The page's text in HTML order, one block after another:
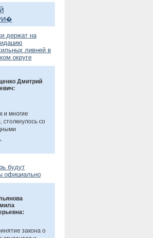
держат на
ливней в
округе
Дмитрий
и многие
со
ранее
удалось
наблюдается
спад уровня
в селе Танха
в котором мы
году, жители
Есть
подтоплены
будут
официально
закона о